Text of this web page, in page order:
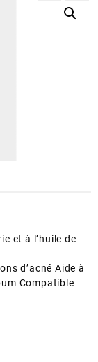
et à l’huile de
d’acné Aide à
Compatible